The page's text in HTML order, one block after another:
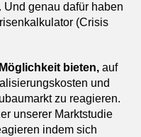
genau dafür haben
(Crisis
bieten, auf
und
zu reagieren.
unserer Marktstudie
indem sich